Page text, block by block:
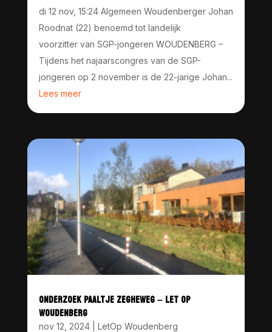
di 12 nov, 15:24 Algemeen Woudenberger Johan
Roodnat (22) benoemd tot landelijk
voorzitter van SGP-jongeren WOUDENBERG –
Tijdens het najaarscongres van de SGP-
jongeren op 2 november is de 22-jarige Johan...
Lees meer
ONDERZOEK PAALTJE ZEGHEWEG – LET OP
WOUDENBERG
nov 12, 2024| LetOp Woudenberg